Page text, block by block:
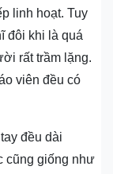
linh hoạt. Tuy
đôi khi là quá
rất trầm lặng.
viên đều có
đều dài
cũng giống như